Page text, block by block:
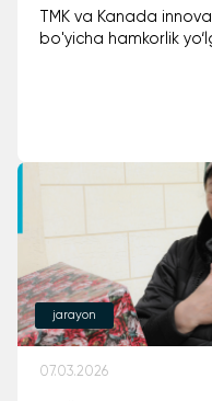
TMK va Kanada
bo'yicha hamkorlik
jarayon
07.03.2026